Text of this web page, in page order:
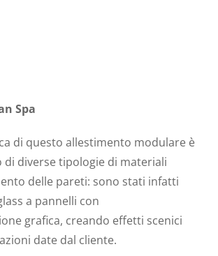
Spa
di questo allestimento modulare è
di diverse tipologie di materiali
delle pareti: sono stati infatti
a pannelli con
grafica, creando effetti scenici
date dal cliente.